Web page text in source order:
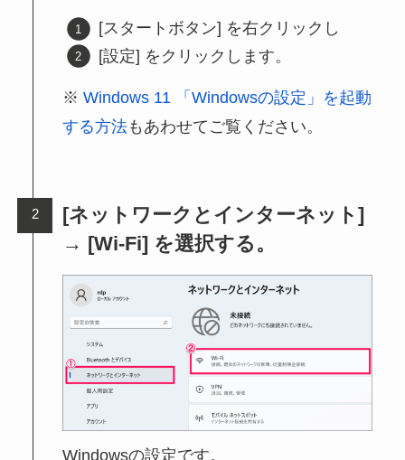
[スタートボタン] を右クリックし
[設定] をクリックします。
Windows 11 「Windowsの設定」を起動
する方法もあわせてご覧ください。
[ネットワークとインターネット]
→ [Wi-Fi] を選択する。
Windowsの設定です。